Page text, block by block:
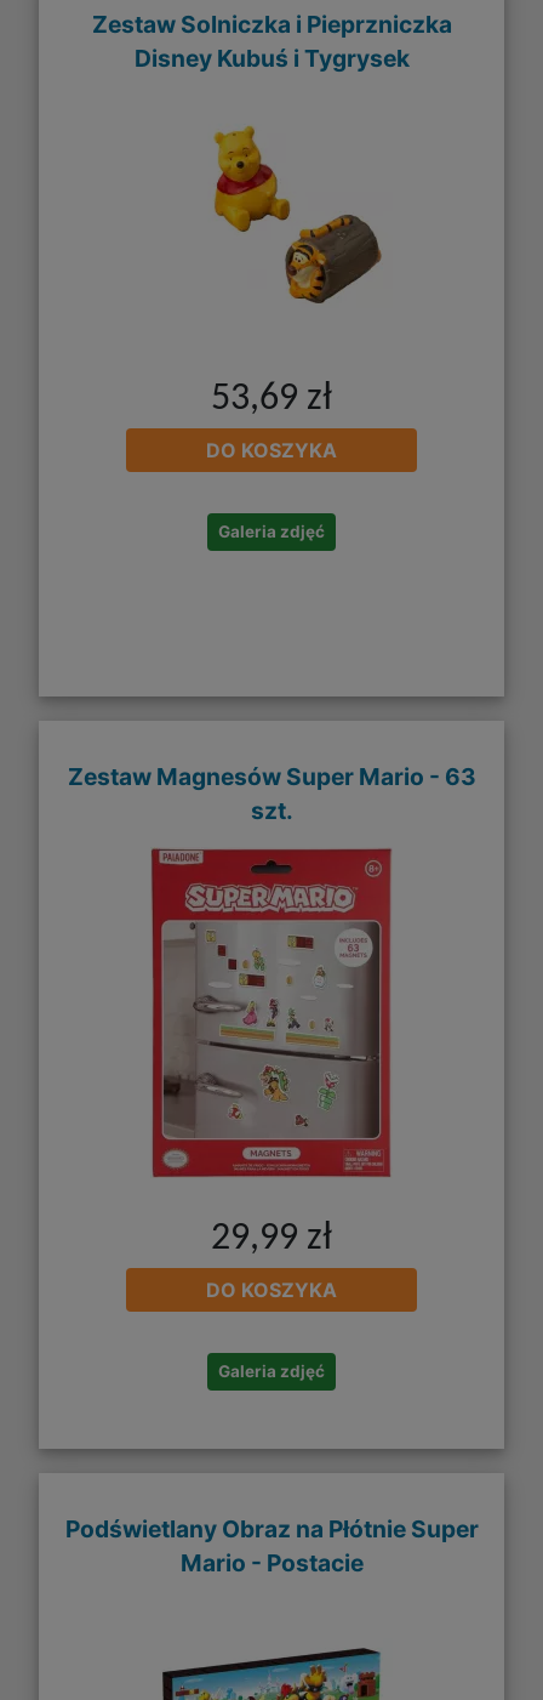
Zestaw Solniczka i Pieprzniczka
Disney Kubuś i Tygrysek
53,69 zł
DO KOSZYKA
Galeria zdjęć
Zestaw Magnesów Super Mario - 63
szt.
29,99 zł
DO KOSZYKA
Galeria zdjęć
Podświetlany Obraz na Płótnie Super
Mario - Postacie